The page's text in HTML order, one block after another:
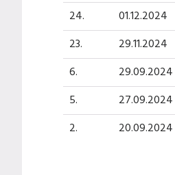
24.
01.12.2024
23.
29.11.2024
6.
29.09.2024
5.
27.09.2024
2.
20.09.2024